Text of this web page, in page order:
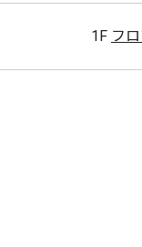
1F フ